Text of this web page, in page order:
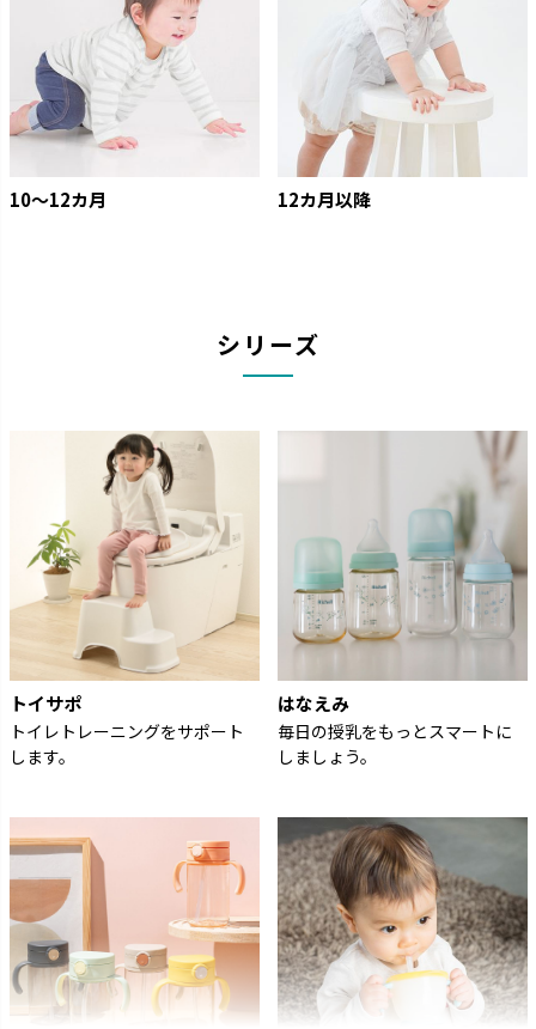
10〜12カ月 12カ月以降
シリーズ
トイサポ
トイレトレーニングをサポート
します。
はなえみ
毎日の授乳をもっとスマートに
しましょう。